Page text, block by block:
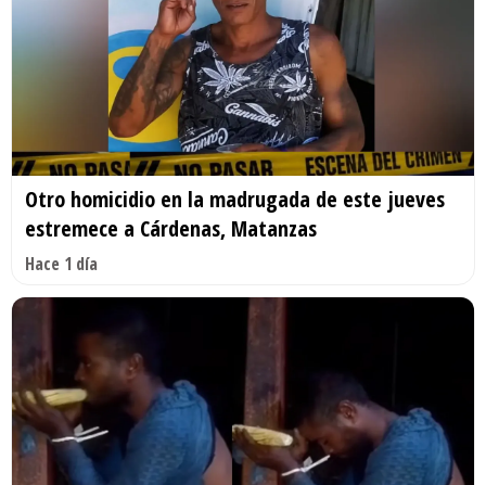
Otro homicidio en la madrugada de este jueves
estremece a Cárdenas, Matanzas
Hace 1 día